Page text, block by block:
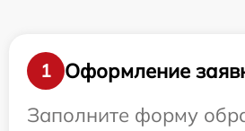
1
Оформление
Заполните форму